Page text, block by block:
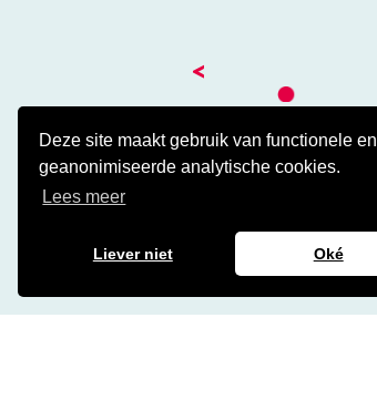
Deze site maakt gebruik van functionele en
geanonimiseerde analytische cookies.
Lees meer
Liever niet Oké
<
Kantoor
3743 KE Baarn
Contact